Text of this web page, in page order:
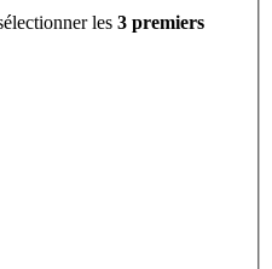
les 3 premiers